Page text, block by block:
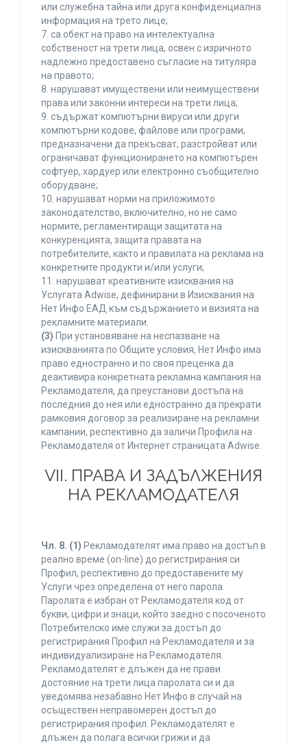
или служебна тайна или друга конфиденциална
информация на трето лице;
7. са обект на право на интелектуална
собственост на трети лица, освен с изричното
надлежно предоставено съгласие на титуляра
на правото;
8. нарушават имуществени или неимуществени
права или законни интереси на трети лица;
9. съдържат компютърни вируси или други
компютърни кодове, файлове или програми,
предназначени да прекъсват, разстройват или
ограничават функционирането на компютърен
софтуер, хардуер или електронно съобщително
оборудване;
10. нарушават норми на приложимото
законодателство, включително, но не само
нормите, регламентиращи защитата на
конкуренцията, защита правата на
потребителите, както и правилата на реклама на
конкретните продукти и/или услуги;
11. нарушават креативните изисквания на
Услугата Adwise, дефинирани в Изисквания на
Нет Инфо ЕАД към съдържанието и визията на
рекламните материали.
(3) При установяване на неспазване на
изискванията по Общите условия, Нет Инфо има
право едностранно и по своя преценка да
деактивира конкретната рекламна кампания на
Рекламодателя, да преустанови достъпа на
последния до нея или едностранно да прекрати
рамковия договор за реализиране на рекламни
кампании, респективно да заличи Профила на
Рекламодателя от Интернет страницата Adwise.
VII. ПРАВА И ЗАДЪЛЖЕНИЯ
НА РЕКЛАМОДАТЕЛЯ
Чл. 8. (1) Рекламодателят има право на достъп в
реално време (on-line) до регистрирания си
Профил, респективно до предоставените му
Услуги чрез определена от него парола.
Паролата е избран от Рекламодателя код от
букви, цифри и знаци, който заедно с посоченото
Потребителско име служи за достъп до
регистрирания Профил на Рекламодателя и за
индивидуализиране на Рекламодателя.
Рекламодателят е длъжен да не прави
достояние на трети лица паролата си и да
уведомява незабавно Нет Инфо в случай на
осъществен неправомерен достъп до
регистрирания профил. Рекламодателят е
длъжен да полага всички грижи и да